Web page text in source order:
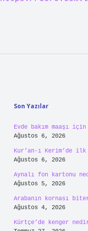
Son Yazılar
Evde bakım maaşı
Ağustos 6, 2026
Kur’an-ı Kerim’de
Ağustos 6, 2026
Aynalı fon kartonu
Ağustos 5, 2026
Arabanın kornası
Ağustos 4, 2026
Kürtçe’de kenger